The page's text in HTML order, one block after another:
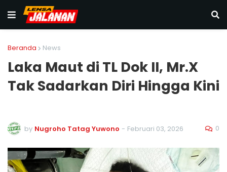
Beranda News
‎Laka Maut di TL Dok II, Mr.X
Tak Sadarkan Diri Hingga Kini
by Nugroho Tatag Yuwono - Februari 03, 2026 0